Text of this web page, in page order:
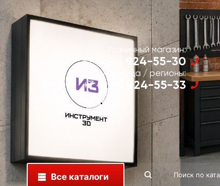
Розничный магазин:
+7 (495) 924-55-30
Юр. лица / регионы:
+7 (495) 924-55-33
Все каталоги